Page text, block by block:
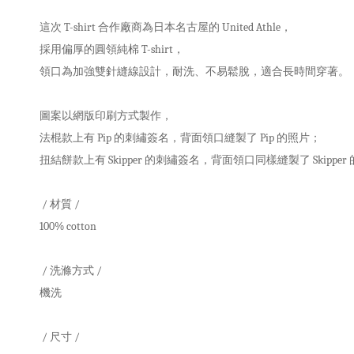
這次 T-shirt 合作廠商為日本名古屋的 United Athle，
採用偏厚的圓領純棉 T-shirt，
領口為加強雙針縫線設計，耐洗、不易鬆脫，適合長時間穿著。
圖案以網版印刷方式製作，
法棍款上有 Pip 的刺繡簽名，背面領口縫製了 Pip 的照片；
扭結餅款上有 Skipper 的刺繡簽名，背面領口同樣縫製了 Skipper
/ 材質 /
100% cotton
/ 洗滌方式 /
機洗
/ 尺寸 /